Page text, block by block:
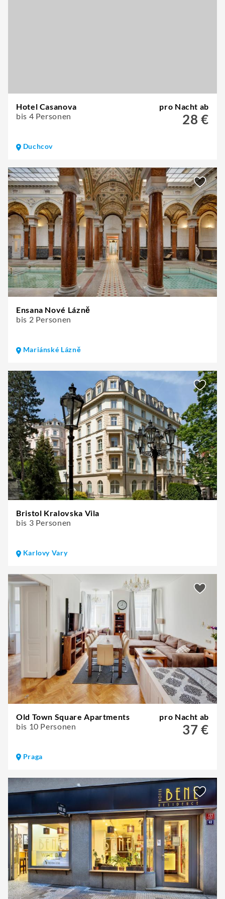
Hotel Casanova
bis 4 Personen
pro Nacht ab
28 €
Duchcov
Ensana Nové Lázně
bis 2 Personen
Mariánské Lázně
Bristol Kralovska Vila
bis 3 Personen
Karlovy Vary
Old Town Square Apartments
bis 10 Personen
pro Nacht ab
37 €
Praga